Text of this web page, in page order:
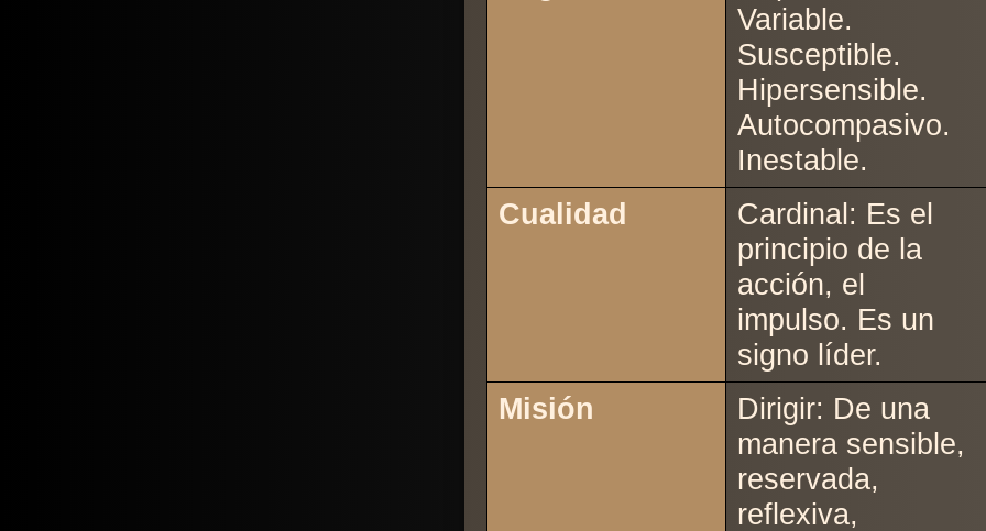
Variable.
Susceptible.
Hipersensible.
Autocompasivo.
Inestable.
Cualidad
Cardinal: Es el
principio de la
acción, el
impulso. Es un
signo líder.
Misión
Dirigir: De una
manera sensible,
reservada,
reflexiva,